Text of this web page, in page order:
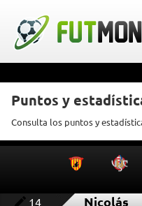
Puntos y
Consulta los puntos y
14 Nicolás